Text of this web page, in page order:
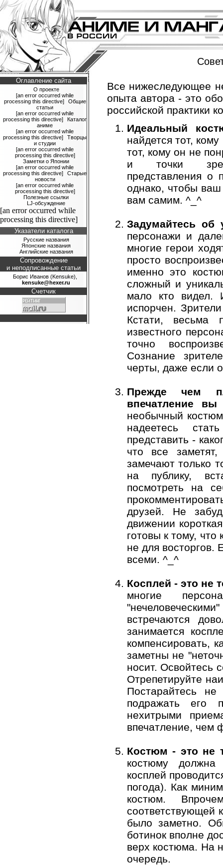
Оглавление сайта
О проекте
[an error occurred while
processing this directive]
Общие
статьи
[an error occurred while
processing this directive]
Каталог
аниме
[an error occurred while
processing this directive]
Творцы
и студии
[an error occurred while
processing this directive]
Заметки о Японии
[an error occurred while
processing this directive]
Старые
новости
[an error occurred while
processing this directive]
Полезные ссылки
LJ-обсуждение
[an error occurred while
processing this directive]
Указатели каталога
Русские названия
Японские названия
Английские названия
Сопровождение
и неподписанные статьи
Борис Иванов (Kensuke),
kensuke@hexer.ru
Счетчик
Все нижеследующее
опыта автора - это
российской практики
Идеальный
найдется тот,
тот, кому он не
и точки
представления о
однако, чтобы
вам самим. ^_^
Задумайтесь об
персонажи и
многие герои
просто
именно это
сложный и
мало кто видел.
испорчен.
Кстати, весьма
известного
точно
Сознание
черты, даже если
Прежде чем
впечатление вы
необычный
надеетесь
представить -
что все
замечают только
на публику,
посмотреть на
друзей. Не
движении
готовы к тому,
не для восторгов.
всеми. ^_^
Косплей - это не
многие
встречаются
занимается
компенсировать,
заметны не
носит. Освойтесь
Отрепетируйте
Постарайтесь
подражать его
нехитрыми
впечатление, чем
Костюм - это не
костюму должна
косплей
погода). Как
костюм.
соответствующей
было заметно.
ботинок вполне
верх костюма. На
очередь.